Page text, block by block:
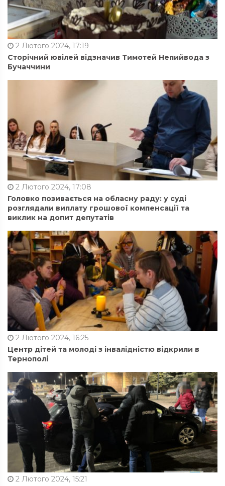
2 Лютого 2024, 17:19
Сторічний ювілей відзначив Тимотей Непийвода з
Бучаччини
2 Лютого 2024, 17:08
Головко позивається на обласну раду: у суді
розглядали виплату грошової компенсації та
виклик на допит депутатів
2 Лютого 2024, 16:25
Центр дітей та молоді з інвалідністю відкрили в
Тернополі
2 Лютого 2024, 15:21